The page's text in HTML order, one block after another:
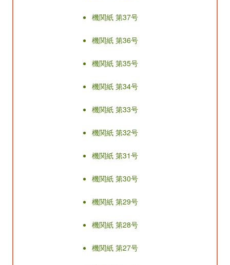
機関紙 第37号
機関紙 第36号
機関紙 第35号
機関紙 第34号
機関紙 第33号
機関紙 第32号
機関紙 第31号
機関紙 第30号
機関紙 第29号
機関紙 第28号
機関紙 第27号